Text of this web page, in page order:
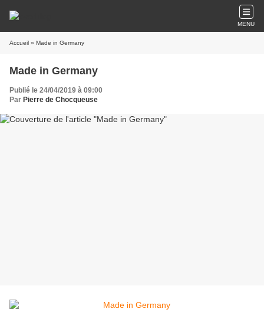
MENU
Accueil » Made in Germany
Made in Germany
Publié le 24/04/2019 à 09:00
Par Pierre de Chocqueuse